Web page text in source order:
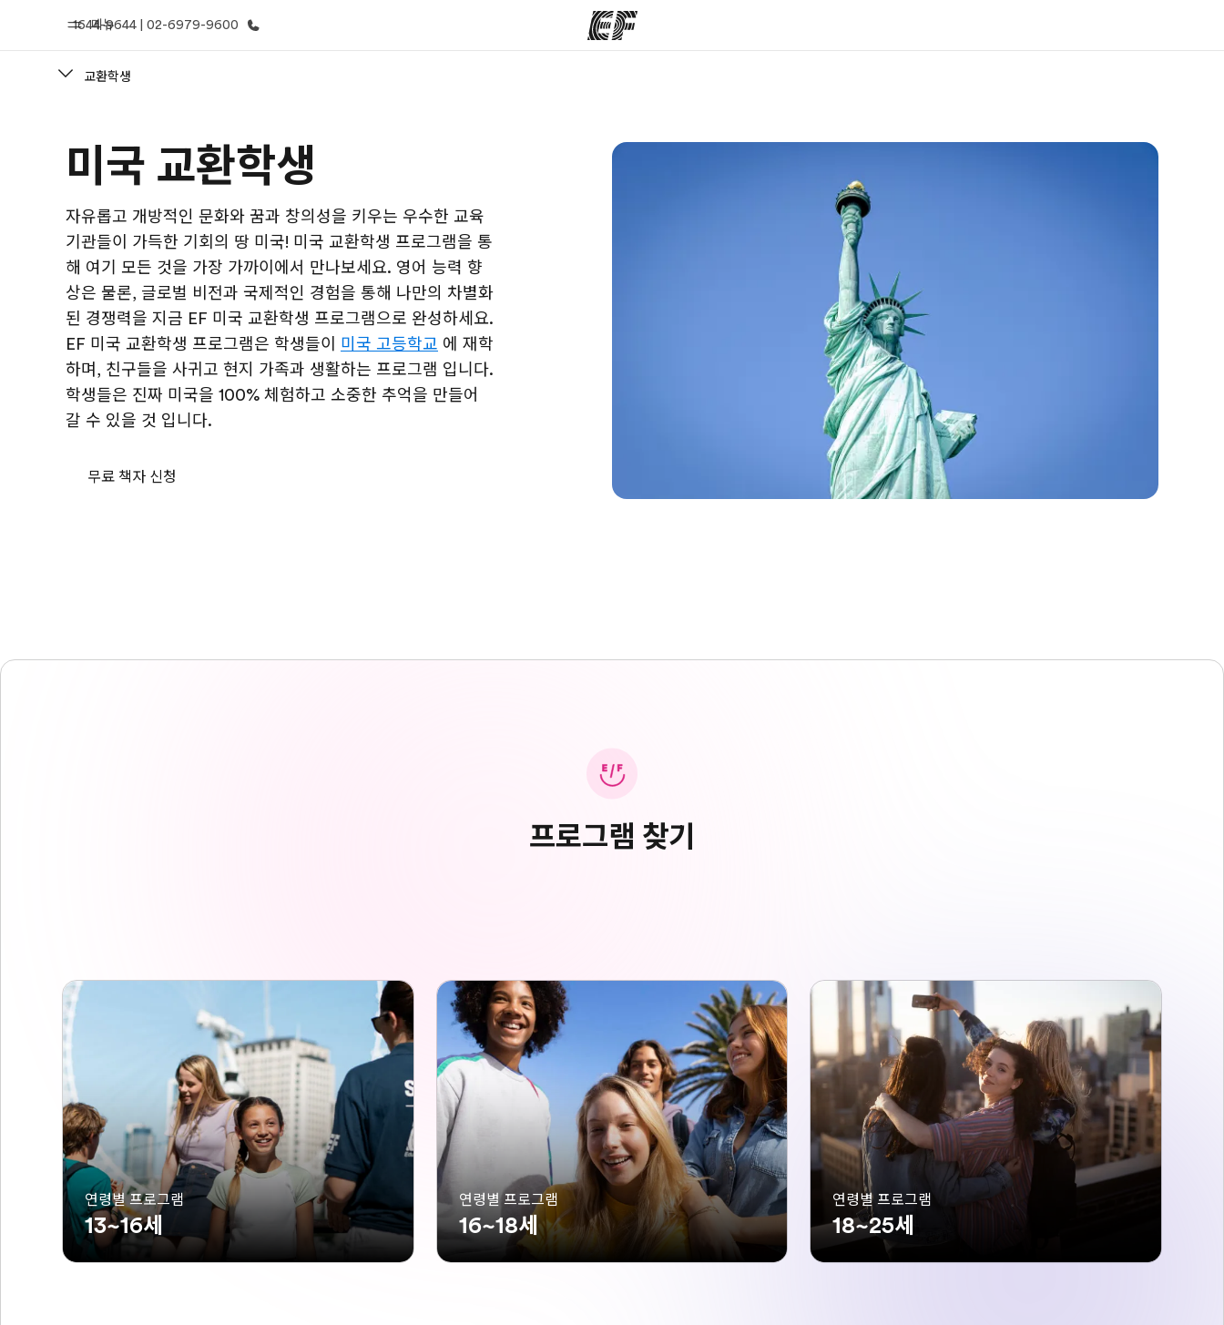
메뉴
1644-9644 | 02-6979-9600
EF 둘러보기 가까운 지사 검색
교환학생
미국 교환학생
자유롭고 개방적인 문화와 꿈과 창의성을 키우는 우수한 교육
기관들이 가득한 기회의 땅 미국! 미국 교환학생 프로그램을 통
해 여기 모든 것을 가장 가까이에서 만나보세요. 영어 능력 향
상은 물론, 글로벌 비전과 국제적인 경험을 통해 나만의 차별화
된 경쟁력을 지금 EF 미국 교환학생 프로그램으로 완성하세요.
EF 미국 교환학생 프로그램은 학생들이 미국 고등학교 에 재학
하며, 친구들을 사귀고 현지 가족과 생활하는 프로그램 입니다.
학생들은 진짜 미국을 100% 체험하고 소중한 추억을 만들어
갈 수 있을 것 입니다.
무료 책자 신청
프로그램 찾기
연령별 프로그램
13~16세
연령별 프로그램
16~18세
연령별 프로그램
18~25세